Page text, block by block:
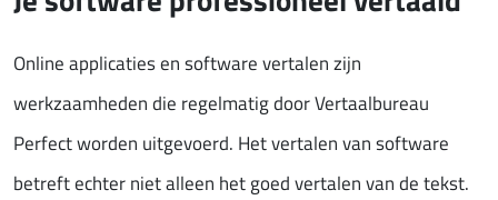
Online applicaties en software vertalen zijn
werkzaamheden die regelmatig door Vertaalbureau
Perfect worden uitgevoerd. Het vertalen van software
betreft echter niet alleen het goed vertalen van de tekst.